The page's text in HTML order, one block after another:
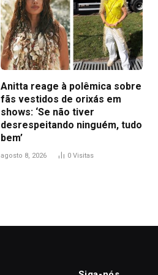
Anitta reage à polêmica sobre
fãs vestidos de orixás em
shows: ‘Se não tiver
desrespeitando ninguém, tudo
bem’
agosto 8, 2026 0 Visitas